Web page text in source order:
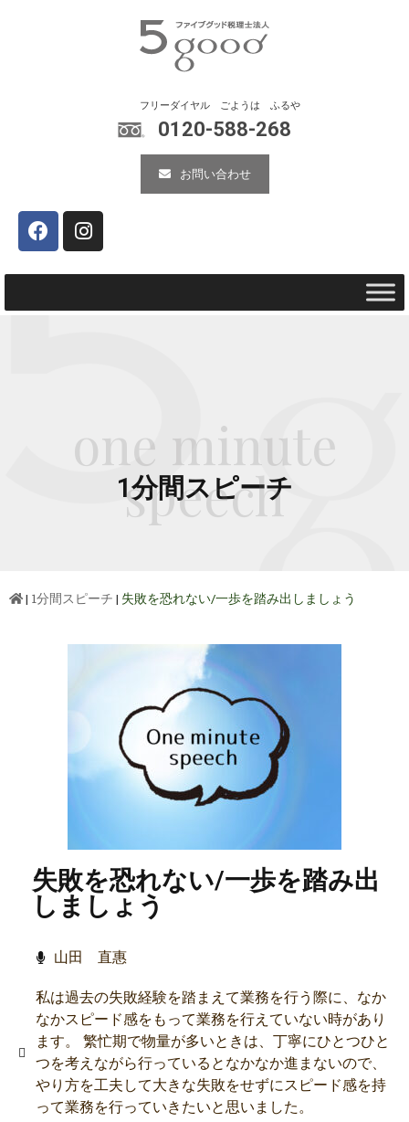
0120-588-268
お問い合わせ
1分間スピーチ
one minute
speech
| 1分間スピーチ | 失敗を恐れない/一歩を踏み出しましょう
失敗を恐れない/一歩を踏み出
しましょう
山田 直惠
私は過去の失敗経験を踏まえて業務を行う際に、なか
なかスピード感をもって業務を行えていない時があり
ます。 繁忙期で物量が多いときは、丁寧にひとつひと
つを考えながら行っているとなかなか進まないので、
やり方を工夫して大きな失敗をせずにスピード感を持
って業務を行っていきたいと思いました。